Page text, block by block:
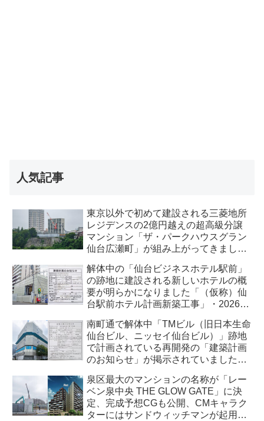
人気記事
東京以外で初めて建設される三菱地所
レジデンスの2億円越えの超高級分譲
マンション「ザ・パークハウスグラン
仙台広瀬町」が組み上がってきまし
解体中の「仙台ビジネスホテル駅前」
の跡地に建設される新しいホテルの概
要が明らかになりました「（仮称）仙
台駅前ホテル計画新築工事」・2026年
南町通で解体中「TMビル（旧日本生命
仙台ビル、ニッセイ仙台ビル）」跡地
で計画されている再開発の「建築計画
のお知らせ」が掲示されていました・
泉区最大のマンションの名称が「レー
ベン泉中央 THE GLOW GATE」に決
定、完成予想CGも公開、CMキャラク
ターにはサンドウィッチマンが起用さ